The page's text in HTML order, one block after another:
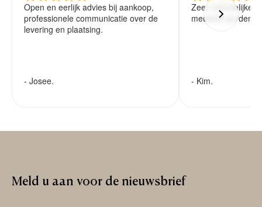
Open en eerlijk advies bij aankoop,
professionele communicatie over de
levering en plaatsing.
- Josee.
Zeer vriendelijke
meubels worden
- Kim.
Meld u aan voor de nieuwsbrief